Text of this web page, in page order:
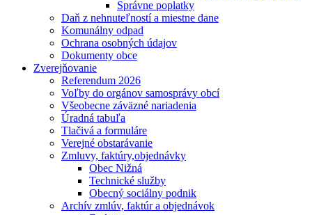
Správne poplatky
Daň z nehnuteľností a miestne dane
Komunálny odpad
Ochrana osobných údajov
Dokumenty obce
Zverejňovanie
Referendum 2026
Voľby do orgánov samosprávy obcí
Všeobecne záväzné nariadenia
Úradná tabuľa
Tlačivá a formuláre
Verejné obstarávanie
Zmluvy, faktúry,objednávky
Obec Nižná
Technické služby
Obecný sociálny podnik
Archív zmlúv, faktúr a objednávok